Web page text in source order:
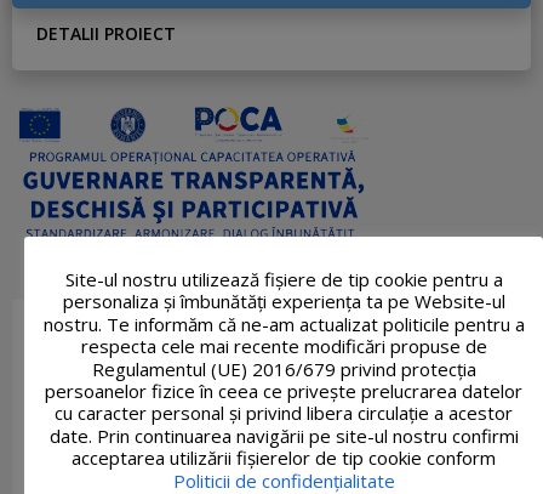
DETALII PROIECT
Site-ul nostru utilizează fişiere de tip cookie pentru a
personaliza și îmbunătăți experiența ta pe Website-ul
nostru. Te informăm că ne-am actualizat politicile pentru a
respecta cele mai recente modificări propuse de
Regulamentul (UE) 2016/679 privind protecția
persoanelor fizice în ceea ce privește prelucrarea datelor
cu caracter personal și privind libera circulație a acestor
date. Prin continuarea navigării pe site-ul nostru confirmi
acceptarea utilizării fişierelor de tip cookie conform
Politicii de confidențialitate